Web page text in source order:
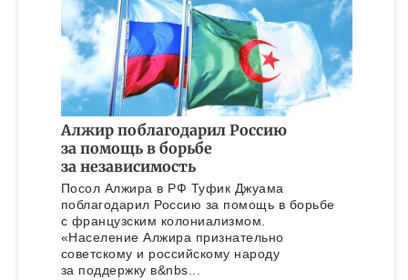
Алжир поблагодарил Россию
за помощь в борьбе
за независимость
Посол Алжира в РФ Туфик Джуама
поблагодарил Россию за помощь в борьбе
с французским колониализмом.
«Население Алжира признательно
советскому и российскому народу
за поддержку в&nbs...